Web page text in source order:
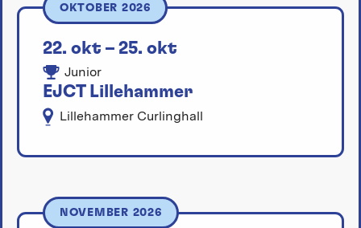
OKTOBER 2026
22. okt – 25. okt
Junior
EJCT Lillehammer
Lillehammer Curlinghall
NOVEMBER 2026